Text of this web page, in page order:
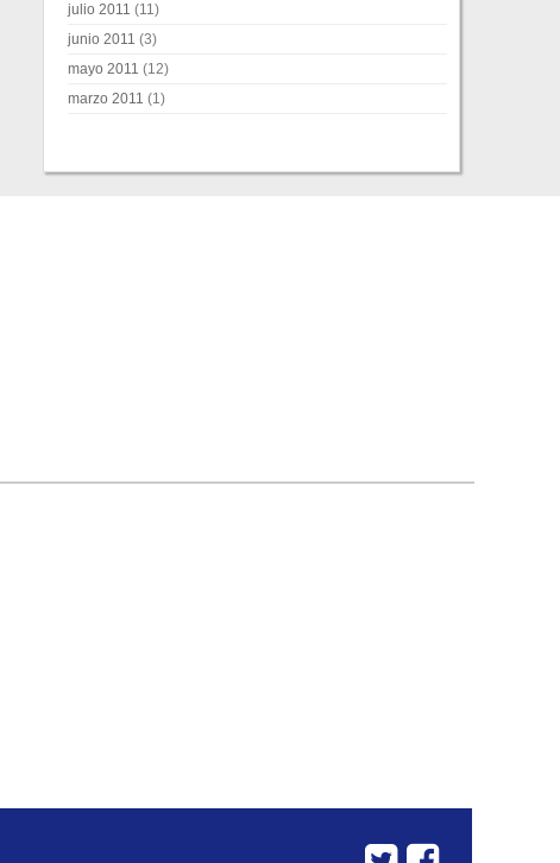
julio 2011 (11)
junio 2011 (3)
mayo 2011 (12)
marzo 2011 (1)